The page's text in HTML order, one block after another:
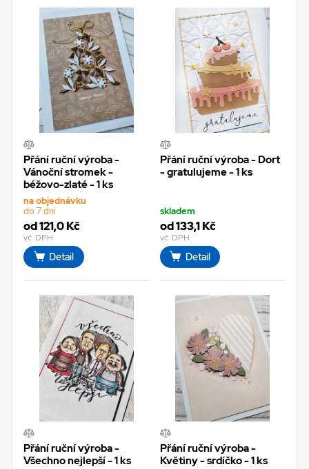
Přání ruční výroba -
Vánoční stromek -
béžovo-zlaté - 1 ks
na objednávku
do 7 dní
od 121,0 Kč
vč. DPH
Detail
Přání ruční výroba - Dort
- gratulujeme - 1 ks
skladem
od 133,1 Kč
vč. DPH
Detail
Přání ruční výroba -
Všechno nejlepší - 1 ks
Přání ruční výroba -
Květiny - srdíčko - 1 ks